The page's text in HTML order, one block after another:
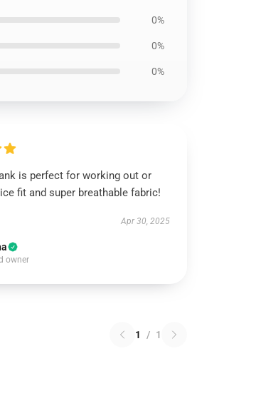
0%
0%
0%
is perfect for working out or
fit and super breathable fabric!
Apr 30, 2025
owner
1 / 1